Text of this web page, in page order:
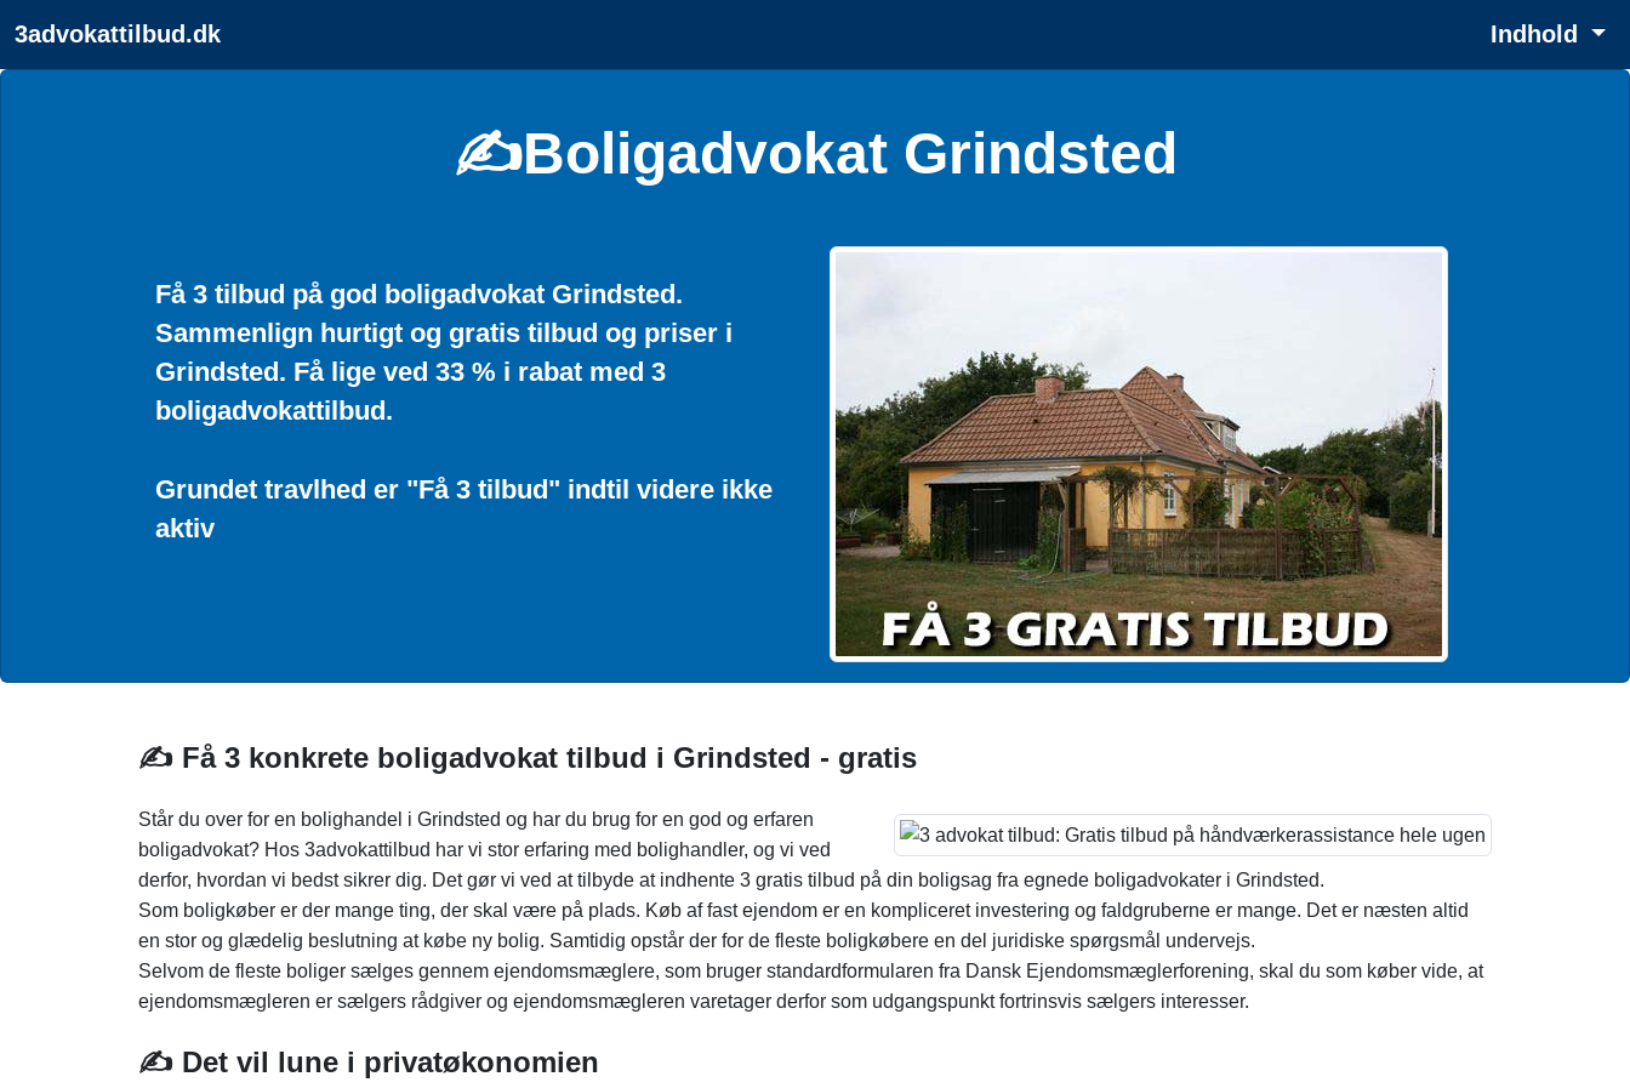
3advokattilbud.dk Indhold
✍️Boligadvokat Grindsted
Få 3 tilbud på god boligadvokat Grindsted.
Sammenlign hurtigt og gratis tilbud og priser i
Grindsted. Få lige ved 33 % i rabat med 3
boligadvokattilbud.
Grundet travlhed er "Få 3 tilbud" indtil videre ikke
aktiv
✍️ Få 3 konkrete boligadvokat tilbud i Grindsted - gratis
Står du over for en bolighandel i Grindsted og har du brug for en god og erfaren
boligadvokat? Hos 3advokattilbud har vi stor erfaring med bolighandler, og vi ved
derfor, hvordan vi bedst sikrer dig. Det gør vi ved at tilbyde at indhente 3 gratis tilbud på din boligsag fra egnede boligadvokater i Grindsted.
Som boligkøber er der mange ting, der skal være på plads. Køb af fast ejendom er en kompliceret investering og faldgruberne er mange. Det er næsten altid
en stor og glædelig beslutning at købe ny bolig. Samtidig opstår der for de fleste boligkøbere en del juridiske spørgsmål undervejs.
Selvom de fleste boliger sælges gennem ejendomsmæglere, som bruger standardformularen fra Dansk Ejendomsmæglerforening, skal du som køber vide, at
ejendomsmægleren er sælgers rådgiver og ejendomsmægleren varetager derfor som udgangspunkt fortrinsvis sælgers interesser.
✍️ Det vil lune i privatøkonomien